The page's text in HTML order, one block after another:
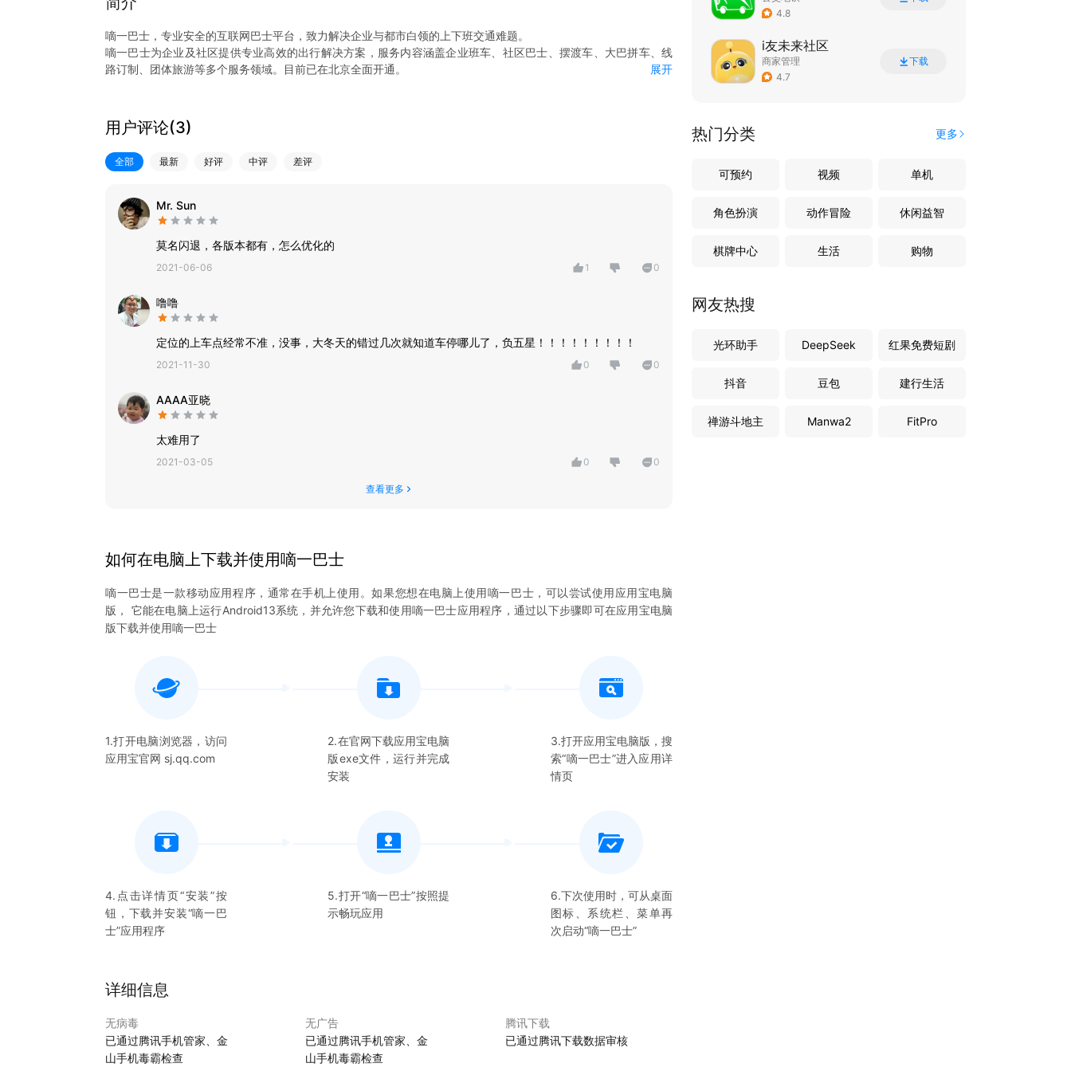
嘀一巴士，专业安全的互联网巴士平台，致力解决企业与都市白领的上下班交通难题。
嘀一巴士为企业及社区提供专业高效的出行解决方案，服务内容涵盖企业班车、社区巴士、摆渡车、大巴拼车、线
路订制、团体旅游等多个服务领域。目前已在北京全面开通。
行高峰，从此坐着上下班。
【实时定位，省时省心】
手机实时查看车辆位置，掌握出行时间。从此告别匆忙追公交，狼狈挤地铁。
【专属线路，自主定制】
唤友轻松上下班。
【专业司机，安全可靠】
展开
用户评论(3)
全部 最新 好评 中评 差评
Mr. Sun
莫名闪退，各版本都有，怎么优化的
2021-06-06 1 0
噜噜
定位的上车点经常不准，没事，大冬天的错过几次就知道车停哪儿了，负五星！！！！！！！！！
2021-11-30 0 0
AAAA亚晓
太难用了
2021-03-05 0 0
查看更多
如何在电脑上下载并使用嘀一巴士
嘀一巴士是一款移动应用程序，通常在手机上使用。如果您想在电脑上使用嘀一巴士 ，可以尝试使用应用宝电脑
版， 它能在电脑上运行Android13系统，并允许您下载和使用嘀一巴士应用程序，通过以下步骤即可在应用宝电脑
版下载并使用嘀一巴士
1.打开电脑浏览器，访问
应用宝官网 sj.qq.com
2.在官网下载应用宝电脑
版exe文件，运行并完成
安装
3.打开应用宝电脑版，搜
索“嘀一巴士”进入应用详
情页
4.点击详情页“安装”按
钮，下载并安装“嘀一巴
士”应用程序
5.打开“嘀一巴士”按照提
示畅玩应用
6.下次使用时，可从桌面
图标、系统栏、菜单再
次启动“嘀一巴士”
详细信息
无病毒
已通过腾讯手机管家、金
山手机毒霸检查
无广告
已通过腾讯手机管家、金
山手机毒霸检查
腾讯下载
已通过腾讯下载数据审核
4.8
i友未来社区
商家管理
4.7
下载
热门分类 更多
可预约 视频 单机
角色扮演 动作冒险 休闲益智
棋牌中心 生活 购物
网友热搜
光环助手 DeepSeek 红果免费短剧
抖音 豆包 建行生活
禅游斗地主 Manwa2 FitPro